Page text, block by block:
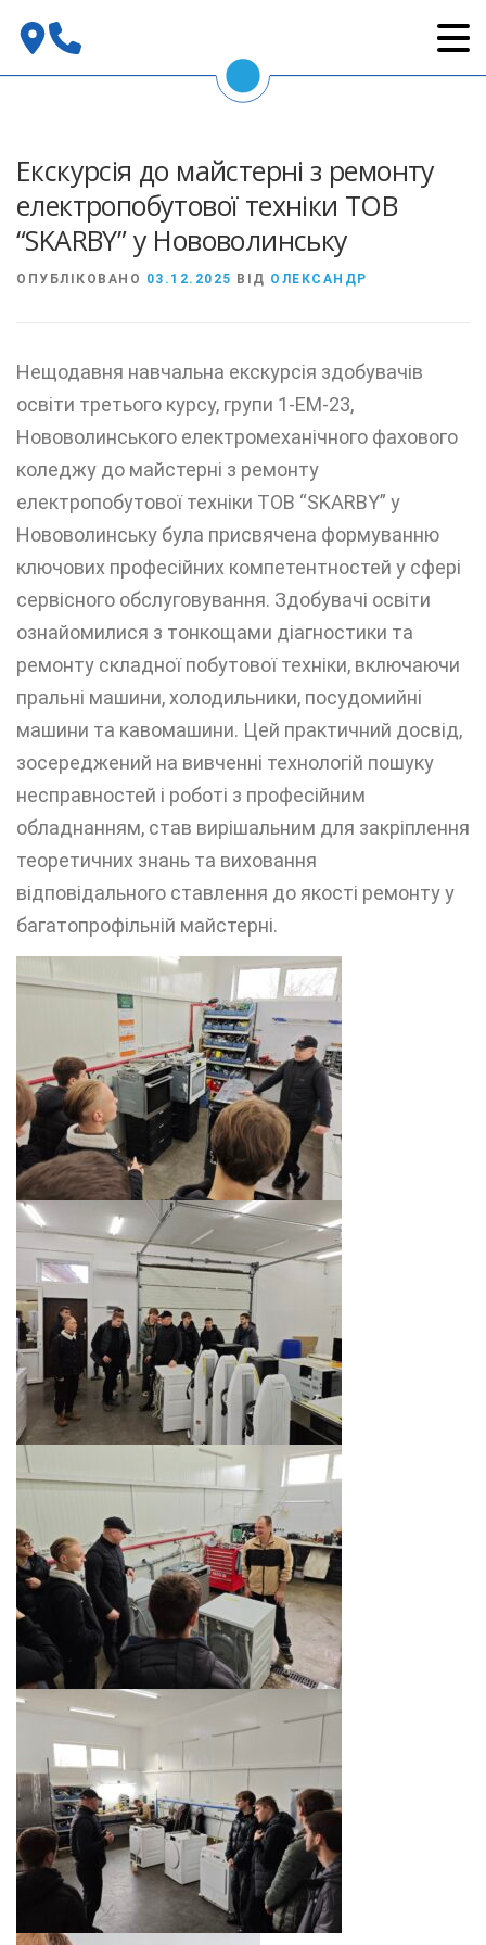
Екскурсія до майстерні з ремонту
електропобутової техніки ТОВ
“SKARBY” у Нововолинську
ОПУБЛІКОВАНО 03.12.2025 ВІД ОЛЕКСАНДР
Нещодавня навчальна екскурсія здобувачів
освіти третього курсу, групи 1-ЕМ-23,
Нововолинського електромеханічного фахового
коледжу до майстерні з ремонту
електропобутової техніки ТОВ “SKARBY” у
Нововолинську була присвячена формуванню
ключових професійних компетентностей у сфері
сервісного обслуговування. Здобувачі освіти
ознайомилися з тонкощами діагностики та
ремонту складної побутової техніки, включаючи
пральні машини, холодильники, посудомийні
машини та кавомашини. Цей практичний досвід,
зосереджений на вивченні технологій пошуку
несправностей і роботі з професійним
обладнанням, став вирішальним для закріплення
теоретичних знань та виховання
відповідального ставлення до якості ремонту у
багатопрофільній майстерні.